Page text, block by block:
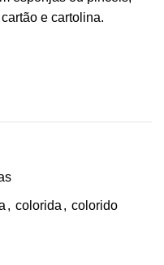
e cartolina.
, colorida , colorido